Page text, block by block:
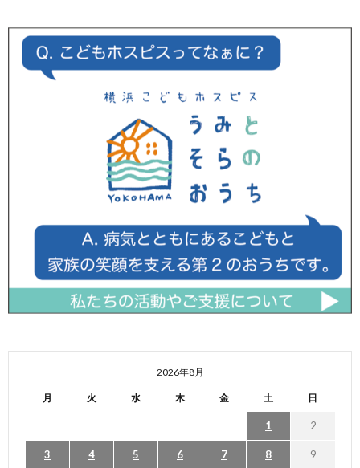
2026年8月
月 火 水 木 金 土 日
1 2
3 4 5 6 7 8 9